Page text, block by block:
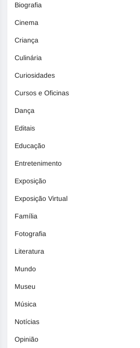
Biografia
Cinema
Criança
Culinária
Curiosidades
Cursos e Oficinas
Dança
Editais
Educação
Entretenimento
Exposição
Exposição Virtual
Família
Fotografia
Literatura
Mundo
Museu
Música
Notícias
Opinião